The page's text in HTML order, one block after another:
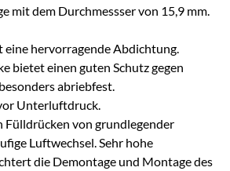
mit dem Durchmessser von 15,9 mm.
eine hervorragende Abdichtung.
bietet einen guten Schutz gegen
abriebfest.
Unterluftdruck.
Fülldrücken von grundlegender
Luftwechsel. Sehr hohe
die Demontage und Montage des